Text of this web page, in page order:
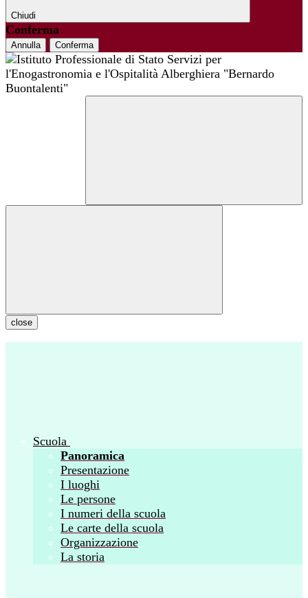
Chiudi
Conferma
Annulla Conferma
close
Scuola
Panoramica
Presentazione
I luoghi
Le persone
I numeri della scuola
Le carte della scuola
Organizzazione
La storia